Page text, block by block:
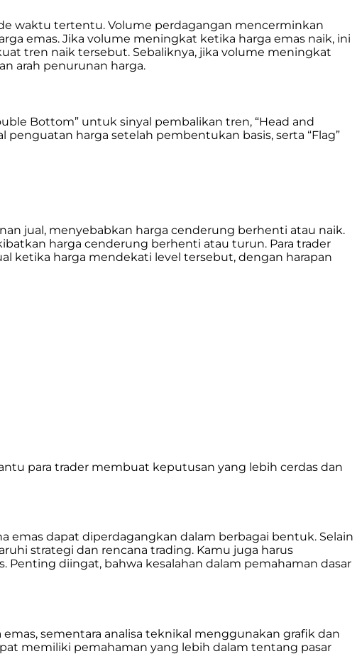
waktu tertentu. Volume perdagangan mencerminkan
emas. Jika volume meningkat ketika harga emas naik, ini
tren naik tersebut. Sebaliknya, jika volume meningkat
arah penurunan harga.
Bottom” untuk sinyal pembalikan tren, “Head and
penguatan harga setelah pembentukan basis, serta “Flag”
jual, menyebabkan harga cenderung berhenti atau naik.
harga cenderung berhenti atau turun. Para trader
ketika harga mendekati level tersebut, dengan harapan
para trader membuat keputusan yang lebih cerdas dan
dapat diperdagangkan dalam berbagai bentuk. Selain
strategi dan rencana trading. Kamu juga harus
diingat, bahwa kesalahan dalam pemahaman dasar
sementara analisa teknikal menggunakan grafik dan
memiliki pemahaman yang lebih dalam tentang pasar